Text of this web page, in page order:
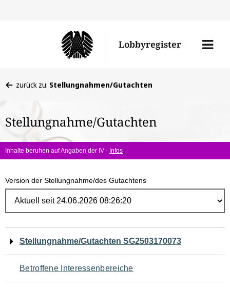
Lobbyregister
Menü
befinden
hier:
zurück zu: Stellungnahmen/Gutachten
Stellungnahme/Gutachten
Inhalte beruhen auf Angaben der IV - Infos
Version der Stellungnahme/des Gutachtens
Navigation
für
den
Stellungnahme/Gutachten SG2503170073
Betroffene Interessenbereiche